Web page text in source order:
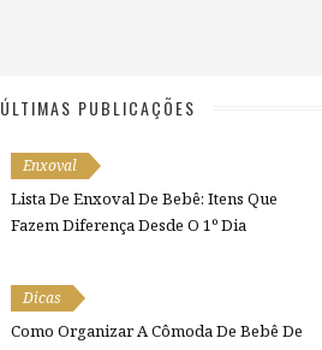
ÚLTIMAS PUBLICAÇÕES
Enxoval
Lista De Enxoval De Bebê: Itens Que
Fazem Diferença Desde O 1º Dia
Dicas
Como Organizar A Cômoda De Bebê De